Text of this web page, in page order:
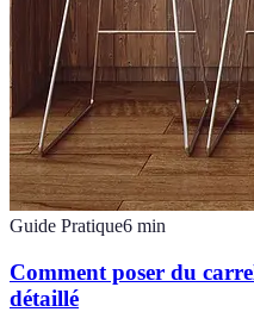
Guide Pratique6 min
Comment poser du
détaillé